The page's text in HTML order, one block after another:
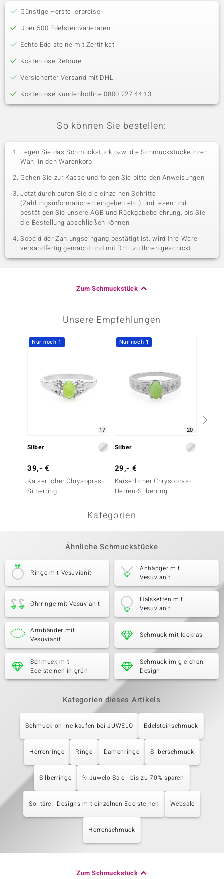
Günstige Herstellerpreise
Über 500 Edelsteinvarietäten
Echte Edelsteine mit Zertifikat
Kostenlose Retoure
Versicherter Versand mit DHL
Kostenlose Kundenhotline 0800 227 44 13
So können Sie bestellen:
Legen Sie das Schmuckstück bzw. die Schmuckstücke Ihrer
Wahl in den Warenkorb.
Gehen Sie zur Kasse und folgen Sie bitte den Anweisungen.
Jetzt durchlaufen Sie die einzelnen Schritte
(Zahlungsinformationen eingeben etc.) und lesen und
bestätigen Sie unsere AGB und Rückgabebelehrung, bis Sie
die Bestellung abschließen können.
Sobald der Zahlungseingang bestätigt ist, wird Ihre Ware
versandfertig gemacht und mit DHL zu Ihnen geschickt.
Zum Schmuckstück
Unsere Empfehlungen
Nur noch 1
17
Silber
39,- €
Kaiserlicher Chrysopras-
Silberring
Nur noch 1
20
Silber
29,- €
Kaiserlicher Chrysopras-
Herren-Silberring
Kategorien
Ähnliche Schmuckstücke
Ringe mit Vesuvianit
Anhänger mit
Vesuvianit
Ohrringe mit Vesuvianit
Halsketten mit
Vesuvianit
Armbänder mit
Vesuvianit
Schmuck mit Idokras
Schmuck mit
Edelsteinen in grün
Schmuck im gleichen
Design
Kategorien dieses Artikels
Schmuck online kaufen bei JUWELO Edelsteinschmuck
Herrenringe Ringe Damenringe Silberschmuck
Silberringe % Juwelo Sale - bis zu 70% sparen
Solitäre - Designs mit einzelnen Edelsteinen Websale
Herrenschmuck
Zum Schmuckstück